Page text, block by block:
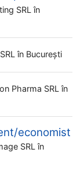
SRL în
în București
Pharma SRL în
economist
SRL în